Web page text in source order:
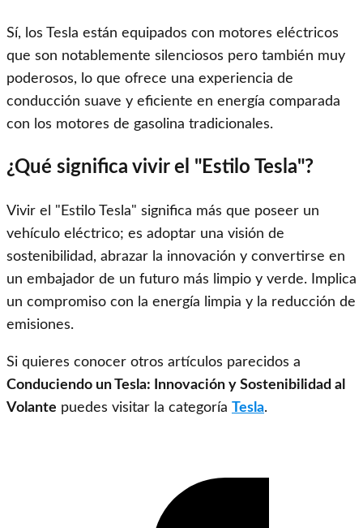
Sí, los Tesla están equipados con motores eléctricos
que son notablemente silenciosos pero también muy
poderosos, lo que ofrece una experiencia de
conducción suave y eficiente en energía comparada
con los motores de gasolina tradicionales.
¿Qué significa vivir el "Estilo Tesla"?
Vivir el "Estilo Tesla" significa más que poseer un
vehículo eléctrico; es adoptar una visión de
sostenibilidad, abrazar la innovación y convertirse en
un embajador de un futuro más limpio y verde. Implica
un compromiso con la energía limpia y la reducción de
emisiones.
Si quieres conocer otros artículos parecidos a
Conduciendo un Tesla: Innovación y Sostenibilidad al
Volante puedes visitar la categoría Tesla.